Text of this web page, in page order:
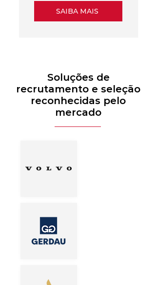
SAIBA MAIS
Soluções de
recrutamento e seleção
reconhecidas pelo
mercado